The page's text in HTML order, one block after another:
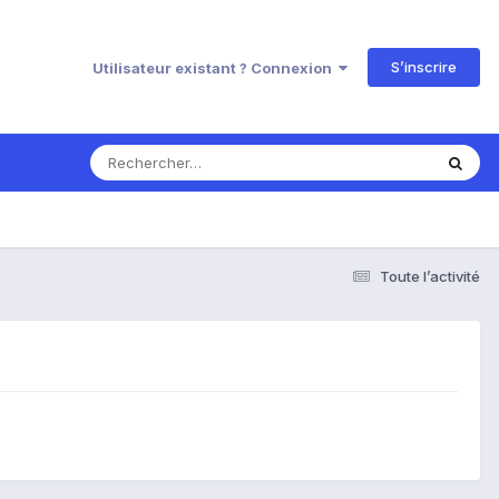
Utilisateur existant ? Connexion S’inscrire
Toute l’activité